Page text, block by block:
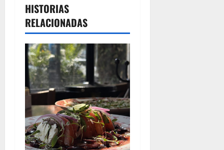
HISTORIAS
RELACIONADAS